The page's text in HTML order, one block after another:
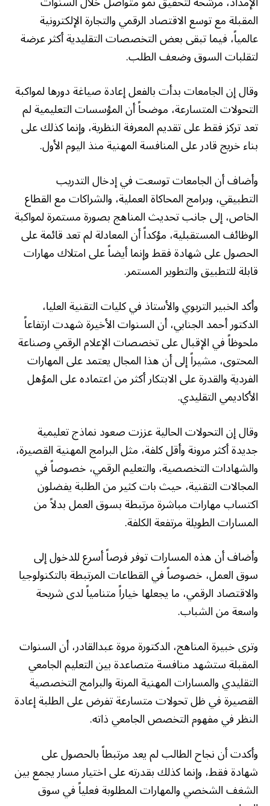
المقبلة مع توسع الاقتصاد الرقمي والتجارة الإلكترونية
عالمياً، فيما تبقى بعض التخصصات التقليدية أكثر عرضة
لتقلبات السوق وضعف الطلب.
وقال إن الجامعات بدأت بالفعل إعادة صياغة دورها لمواكبة
التحولات المتسارعة، موضحاً أن المؤسسات التعليمية لم
تعد تركز فقط على تقديم المعرفة النظرية، وإنما كذلك على
بناء خريج قادر على المنافسة المهنية منذ اليوم الأول.
وأضاف أن الجامعات توسعت في إدخال التدريب
التطبيقي، وبرامج المحاكاة العملية، والشراكات مع القطاع
الخاص، إلى جانب تحديث المناهج بصورة مستمرة لمواكبة
الوظائف المستقبلية، مؤكداً أن المعادلة لم تعد قائمة على
الحصول على شهادة فقط وإنما أيضاً على امتلاك مهارات
قابلة للتطبيق والتطوير المستمر.
وأكد الخبير التربوي والأستاذ في كليات التقنية العليا،
الدكتور أحمد الجنابي، أن السنوات الأخيرة شهدت ارتفاعاً
ملحوظاً في الإقبال على تخصصات الإعلام الرقمي وصناعة
المحتوى، مشيراً إلى أن هذا المجال يعتمد على المهارات
الفردية والقدرة على الابتكار أكثر من اعتماده على المؤهل
الأكاديمي التقليدي.
وقال إن التحولات الحالية عززت صعود نماذج تعليمية
جديدة أكثر مرونة وأقل كلفة، مثل البرامج المهنية القصيرة،
والشهادات التخصصية، والتعليم الرقمي، خصوصاً في
المجالات التقنية، حيث بات كثير من الطلبة يفضلون
اكتساب مهارات مباشرة مرتبطة بسوق العمل بدلاً من
المسارات الطويلة مرتفعة الكلفة.
وأضاف أن هذه المسارات توفر فرصاً أسرع للدخول إلى
سوق العمل، خصوصاً في القطاعات المرتبطة بالتكنولوجيا
والاقتصاد الرقمي، ما يجعلها خياراً متنامياً لدى شريحة
واسعة من الشباب.
وترى خبيرة المناهج، الدكتورة مروة عبدالقادر، أن السنوات
المقبلة ستشهد منافسة متصاعدة بين التعليم الجامعي
التقليدي والمسارات المهنية المرنة والبرامج التخصصية
القصيرة في ظل تحولات متسارعة تفرض على الطلبة إعادة
النظر في مفهوم التخصص الجامعي ذاته.
وأكدت أن نجاح الطالب لم يعد مرتبطاً بالحصول على
شهادة فقط، وإنما كذلك بقدرته على اختيار مسار يجمع بين
الشغف الشخصي والمهارات المطلوبة فعلياً في سوق